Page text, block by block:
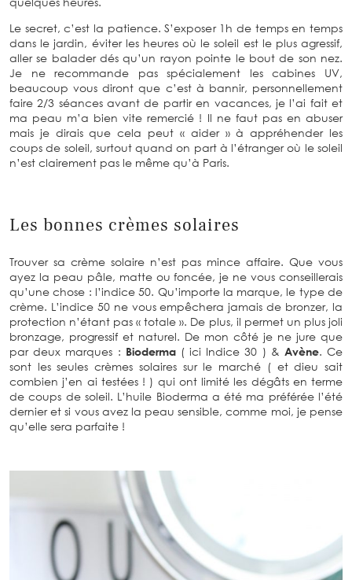
Le secret, c’est la patience. S’exposer 1h de temps en temps
dans le jardin, éviter les heures où le soleil est le plus agressif,
aller se balader dés qu’un rayon pointe le bout de son nez.
Je ne recommande pas spécialement les cabines UV,
beaucoup vous diront que c’est à bannir, personnellement
faire 2/3 séances avant de partir en vacances, je l’ai fait et
ma peau m’a bien vite remercié ! Il ne faut pas en abuser
mais je dirais que cela peut « aider » à appréhender les
coups de soleil, surtout quand on part à l’étranger où le soleil
n’est clairement pas le même qu’à Paris.
Les bonnes crèmes solaires
Trouver sa crème solaire n’est pas mince affaire. Que vous
ayez la peau pâle, matte ou foncée, je ne vous conseillerais
qu’une chose : l’indice 50. Qu’importe la marque, le type de
crème. L’indice 50 ne vous empêchera jamais de bronzer, la
protection n’étant pas « totale ». De plus, il permet un plus joli
bronzage, progressif et naturel. De mon côté je ne jure que
par deux marques : Bioderma( ici Indice 30 ) & Avène. Ce
sont les seules crèmes solaires sur le marché ( et dieu sait
combien j’en ai testées ! ) qui ont limité les dégâts en terme
de coups de soleil. L’huile Bioderma a été ma préférée l’été
dernier et si vous avez la peau sensible, comme moi, je pense
qu’elle sera parfaite !